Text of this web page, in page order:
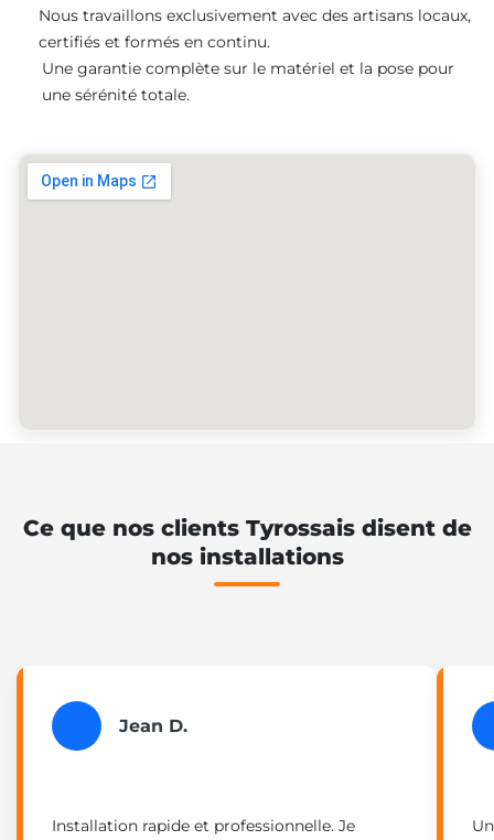
Nous travaillons exclusivement avec des artisans locaux,
certifiés et formés en continu.
Une garantie complète sur le matériel et la pose pour
une sérénité totale.
Ce que nos clients Tyrossais disent de
nos installations
Jean D.
Installation rapide et professionnelle. Je